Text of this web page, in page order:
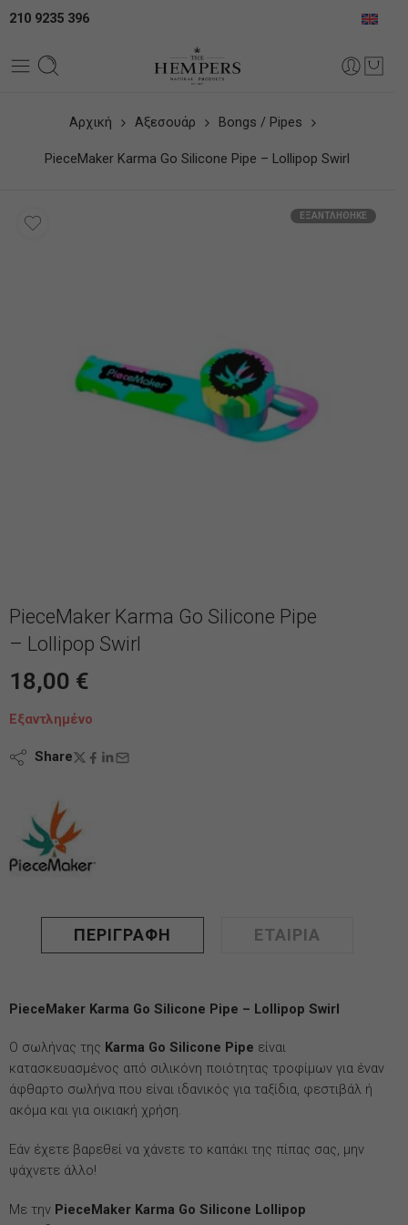
210 9235 396
Αρχική Αξεσουάρ Bongs / Pipes
PieceMaker Karma Go Silicone Pipe – Lollipop Swirl
ΕΞΑΝΤΛΉΘΗΚΕ
PieceMaker Karma Go Silicone Pipe
– Lollipop Swirl
18,00 €
Εξαντλημένο
Share
ΠΕΡΙΓΡΑΦΉ ΕΤΑΙΡΊΑ
PieceMaker Karma Go Silicone Pipe – Lollipop Swirl
Ο σωλήνας της Karma Go Silicone Pipe είναι
κατασκευασμένος από σιλικόνη ποιότητας τροφίμων για έναν
άφθαρτο σωλήνα που είναι ιδανικός για ταξίδια, φεστιβάλ ή
ακόμα και για οικιακή χρήση.
Εάν έχετε βαρεθεί να χάνετε το καπάκι της πίπας σας, μην
ψάχνετε άλλο!
Με την PieceMaker Karma Go Silicone Lollipop